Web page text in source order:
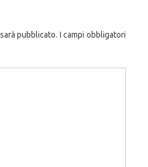
pubblicato. I campi obbligatori